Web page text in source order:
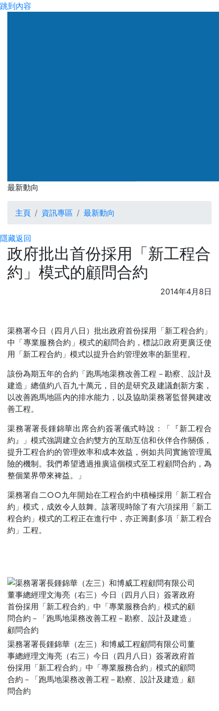
跳到內容
最新動向
最新動向
主頁 資訊專區 最新動向
隱藏返回
政府批出首份採用「新工程合
約」模式的顧問合約
2014年4月8日
渠務署今日（四月八日）批出政府首份採用「新工程合約」
中「專業服務合約」模式的顧問合約，標誌政府更廣泛使
用「新工程合約」模式以提升合約管理效率的新里程。
該份為期五年的合約「跑馬地渠務改善工程－勘察、設計及
建造」總值約八百九十萬元，目的是研究及建議創新方案，
以改善跑馬地區內的排水能力，以及協助渠務署監督興建改
善工程。
渠務署署長鍾錦華出席合約簽署儀式時說：「『新工程合
約』」模式強調建立合約雙方的互助互信和伙伴合作關係，
提升工程合約的管理效率和成本效益，例如共同實施管理風
險的機制。我們希望透過推廣這個模式至工程顧問合約，為
整個業界帶來裨益。」
渠務署自二○○九年開始在工程合約中積極採用「新工程合
約」模式，成效令人鼓舞。該署現時除了有六項採用「新工
程合約」模式的工程正在進行中，亦正籌劃多項「新工程合
約」工程。
渠務署署長鍾錦華（左三）和博威工程顧問有限公司董
事總經理文海亮（右三）今日（四月八日）簽署政府首
份採用「新工程合約」中「專業服務合約」模式的顧問
合約－「跑馬地渠務改善工程－勘察、設計及建造」顧
問合約